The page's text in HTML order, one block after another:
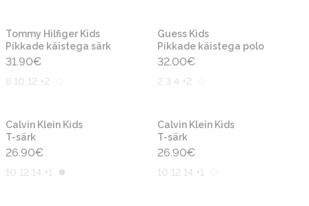
Tommy Hilfiger Kids
Pikkade käistega särk
31.90€
8 10 12 +2
Guess Kids
Pikkade käistega polo
32.00€
2 3 4 +2
Calvin Klein Kids
T-särk
26.90€
10 12 14 +1
Calvin Klein Kids
T-särk
26.90€
10 12 14 +1